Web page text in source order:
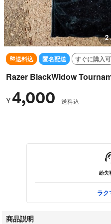
2
送料込 匿名配送 すぐに購入可
Razer BlackWidow
¥4,000 送料込
紛失
ラク
商品説明